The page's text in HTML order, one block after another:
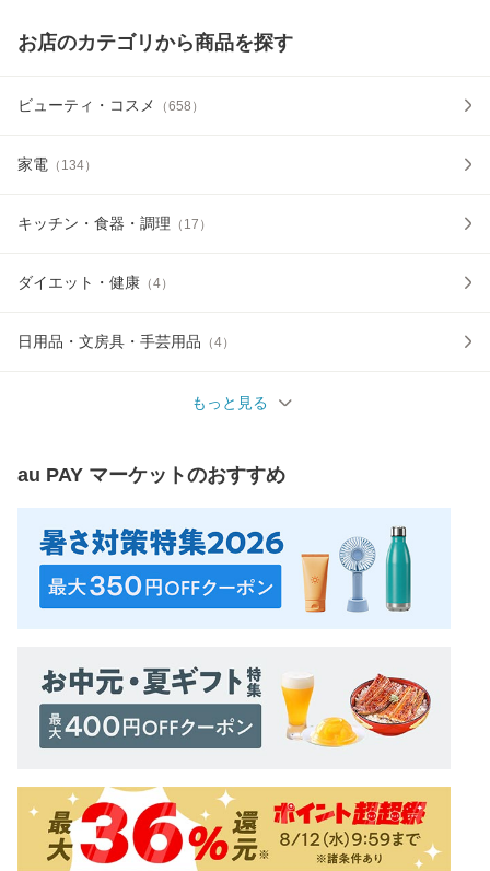
お店のカテゴリから商品を探す
ビューティ・コスメ （658 ）
家電 （ 134）
キッチン・食器・調理 （ 17 ）
ダイエット・健康 （4）
日用品・文房具・手芸用品 （4）
もっと見る
au PAY マーケットのおすすめ